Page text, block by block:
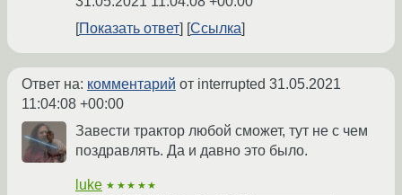
Показать ответ
Ссылка
Ответ на: комментарий от interrupted 31.05.2021
11:04:08 +00:00
Завести трактор любой сможет, тут не с чем
поздравлять. Да и давно это было.
luke ★★★★★